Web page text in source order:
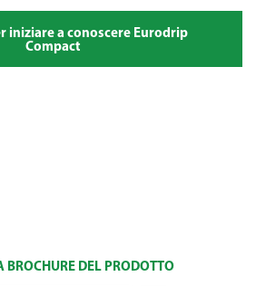
iniziare a conoscere Eurodrip
Compact
BROCHURE DEL PRODOTTO